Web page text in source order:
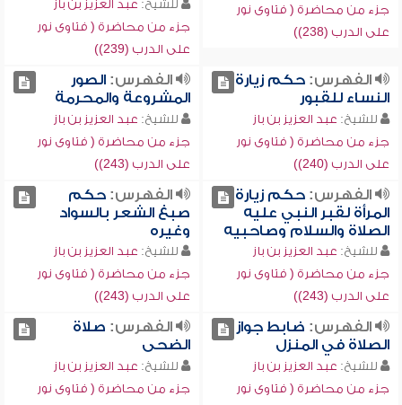
جزء من محاضرة ( فتاوى نور
على الدرب (238))
للشيخ: عبد العزيز بن باز
جزء من محاضرة ( فتاوى نور
على الدرب (239))
الفهرس:حكم زيارة
النساء للقبور
للشيخ: عبد العزيز بن باز
جزء من محاضرة ( فتاوى نور
على الدرب (240))
الفهرس:الصور
المشروعة والمحرمة
للشيخ: عبد العزيز بن باز
جزء من محاضرة ( فتاوى نور
على الدرب (243))
الفهرس:حكم زيارة
المرأة لقبر النبي عليه
الصلاة والسلام وصاحبيه
للشيخ: عبد العزيز بن باز
جزء من محاضرة ( فتاوى نور
على الدرب (243))
الفهرس:حكم
صبغ الشعر بالسواد
وغيره
للشيخ: عبد العزيز بن باز
جزء من محاضرة ( فتاوى نور
على الدرب (243))
الفهرس: ضابط جواز
الصلاة في المنزل
للشيخ: عبد العزيز بن باز
جزء من محاضرة ( فتاوى نور
الفهرس: صلاة
الضحى
للشيخ: عبد العزيز بن باز
جزء من محاضرة ( فتاوى نور